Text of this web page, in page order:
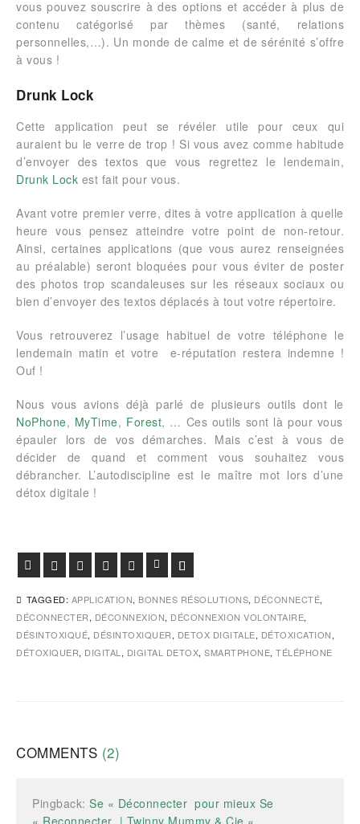
vous pouvez souscrire à des options et accéder à plus de
contenu catégorisé par thèmes (santé, relations
personnelles,…). Un monde de calme et de sérénité s’offre
à vous !
Drunk Lock
Cette application peut se révéler utile pour ceux qui
auraient bu le verre de trop ! Si vous avez comme habitude
d’envoyer des textos que vous regrettez le lendemain,
Drunk Lock est fait pour vous.
Avant votre premier verre, dites à votre application à quelle
heure vous pensez atteindre votre point de non-retour.
Ainsi, certaines applications (que vous aurez renseignées
au préalable) seront bloquées pour vous éviter de poster
des photos trop scandaleuses sur les réseaux sociaux ou
bien d’envoyer des textos déplacés à tout votre répertoire.
Vous retrouverez l’usage habituel de votre téléphone le
lendemain matin et votre e-réputation restera indemne !
Ouf !
Nous vous avions déjà parlé de plusieurs outils dont le
NoPhone, MyTime, Forest, … Ces outils sont là pour vous
épauler lors de vos démarches. Mais c’est à vous de
décider de quand et comment vous souhaitez vous
débrancher. L’autodiscipline est le maître mot lors d’une
détox digitale !
FacebookTwitter Google+PinterestViadeo LinkedIn
TAGGED: APPLICATION, BONNES RÉSOLUTIONS, DÉCONNECTÉ,
DÉCONNECTER, DÉCONNEXION, DÉCONNEXION VOLONTAIRE,
DÉSINTOXIQUÉ, DÉSINTOXIQUER, DETOX DIGITALE, DÉTOXICATION,
DÉTOXIQUER, DIGITAL , DIGITAL DETOX, SMARTPHONE, TÉLÉPHONE
COMMENTS (2)
Pingback: Se « Déconnecter pour mieux Se
« Reconnecter | Twinny Mummy & Cie «